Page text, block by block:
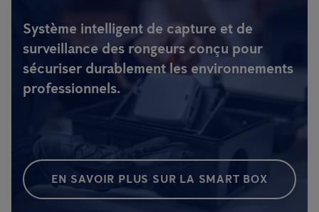
Système intelligent de capture et de
surveillance des rongeurs conçu pour
sécuriser durablement les environnements
professionnels.
EN SAVOIR PLUS SUR LA SMART BOX